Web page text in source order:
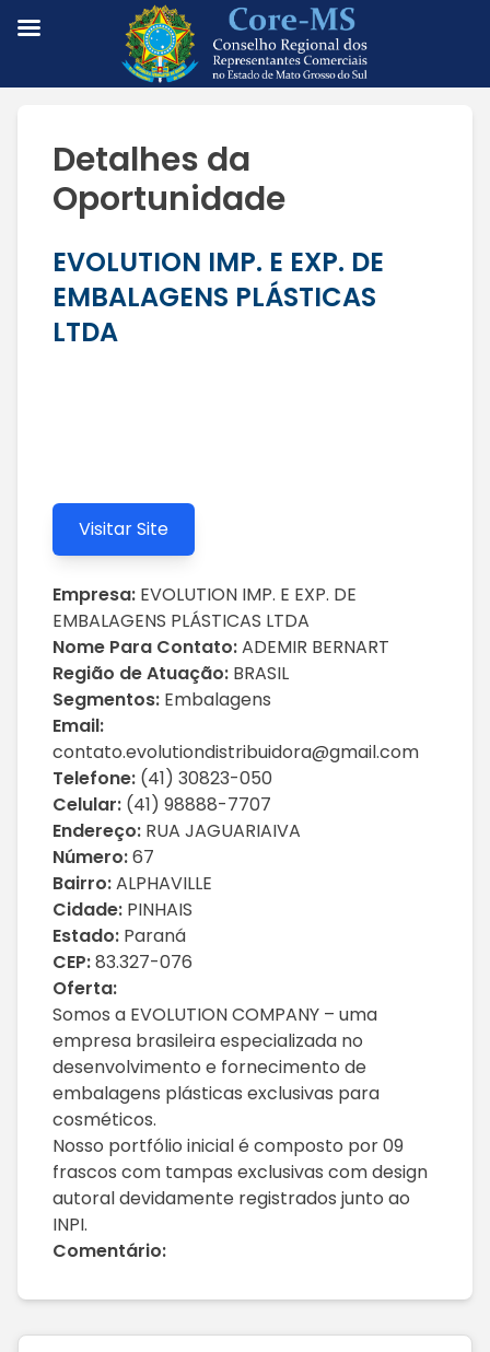
Detalhes da
Oportunidade
EVOLUTION IMP. E EXP. DE
EMBALAGENS PLÁSTICAS
LTDA
Visitar Site
Empresa: EVOLUTION IMP. E EXP. DE
EMBALAGENS PLÁSTICAS LTDA
Nome Para Contato:ADEMIR BERNART
Região de Atuação: BRASIL
Segmentos: Embalagens
Email:
contato.evolutiondistribuidora@gmail.com
Telefone: (41) 30823-050
Celular: (41) 98888-7707
Endereço: RUA JAGUARIAIVA
Número:67
Bairro:ALPHAVILLE
Cidade: PINHAIS
Estado: Paraná
CEP:83.327-076
Oferta:
Somos a EVOLUTION COMPANY – uma
empresa brasileira especializada no
desenvolvimento e fornecimento de
embalagens plásticas exclusivas para
cosméticos.
Nosso portfólio inicial é composto por 09
frascos com tampas exclusivas com design
autoral devidamente registrados junto ao
INPI.
Comentário: